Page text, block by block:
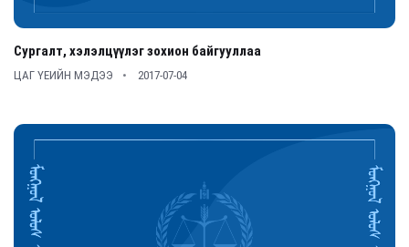
Сургалт, хэлэлцүүлэг зохион байгууллаа
ЦАГ ҮЕИЙН МЭДЭЭ 2017-07-04